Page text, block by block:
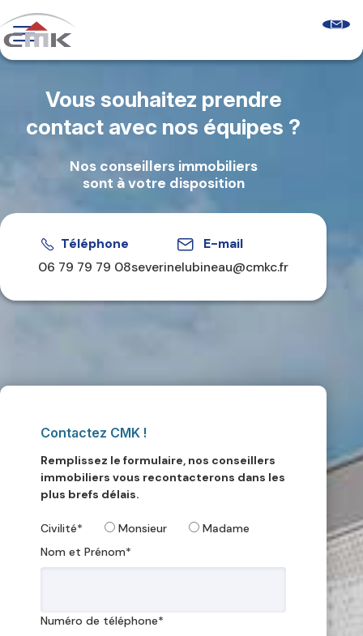
to
content
Programmes neufs
Le guide sur l’accession sociale
Comprendre les aides à l’accession
Glossaire & FAQ
Découvrir CMK
Notre équipe
Nos clients
Nous contacter
Vous souhaitez prendre
contact avec nos équipes ?
Nos conseillers immobiliers
sont à votre disposition
Téléphone
06 79 79 79 08
E-mail
severinelubineau@cmkc.fr
Contactez CMK !
Remplissez le formulaire, nos conseillers
immobiliers vous recontacterons dans les
plus brefs délais.
Civilité* Monsieur
Madame
Nom et Prénom*
Numéro de téléphone*